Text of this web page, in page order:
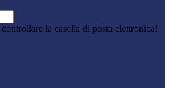
la casella di posta elettronica!